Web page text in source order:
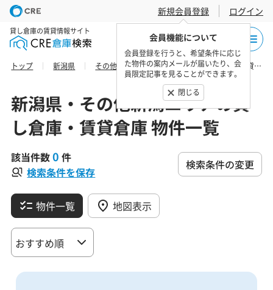
新規会員登録
会員機能について
会員登録を行うと、希望条件に応じ
た物件の案内メールが届いたり、会
員限定記事を見ることができます。
閉じる
ログイン
貸し倉庫の賃貸情報サイト
トップ 新潟県 その他新潟エリア 刈羽郡の貸し倉庫・賃貸倉庫 物件一覧
新潟県・その他新潟エリアの貸
し倉庫・賃貸倉庫 物件一覧
該当件数0 件
検索条件を保存
検索条件の変更
物件一覧 地図表示